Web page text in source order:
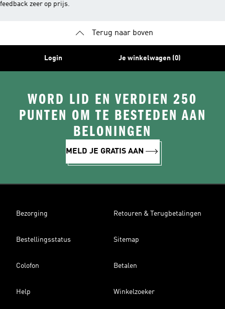
feedback zeer op prijs.
Terug naar boven
Login Je winkelwagen (0)
WORD LID EN VERDIEN 250
PUNTEN OM TE BESTEDEN AAN
BELONINGEN
MELD JE GRATIS AAN
Bezorging Retouren & Terugbetalingen
Bestellingsstatus Sitemap
Colofon Betalen
Help Winkelzoeker